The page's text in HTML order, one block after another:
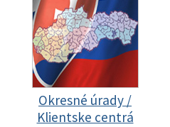
Okresné úrady /
Klientske centrá